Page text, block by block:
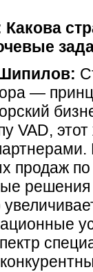
Какова
—
VAD,
продаж